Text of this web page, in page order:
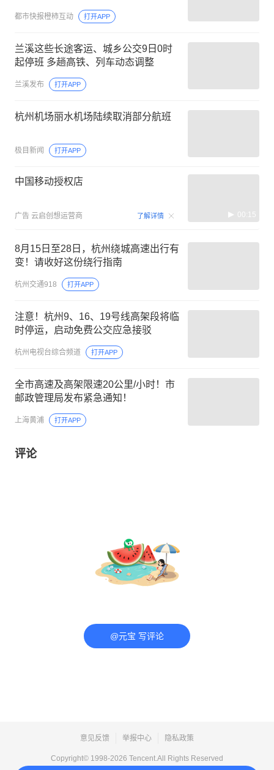
都市快报橙柿互动 打开APP
兰溪这些长途客运、城乡公交9日0时
起停班 多趟高铁、列车动态调整
兰溪发布 打开APP
杭州机场丽水机场陆续取消部分航班
极目新闻 打开APP
中国移动授权店
广告 云启创想运营商 了解详情 00:15
8月15日至28日，杭州绕城高速出行有
变！请收好这份绕行指南
杭州交通918 打开APP
注意！杭州9、16、19号线高架段将临
时停运，启动免费公交应急接驳
杭州电视台综合频道 打开APP
全市高速及高架限速20公里/小时！市
邮政管理局发布紧急通知！
上海黄浦 打开APP
评论
@元宝 写评论
意见反馈 举报中心 隐私政策
Copyright© 1998-2026 Tencent.All Rights Reserved